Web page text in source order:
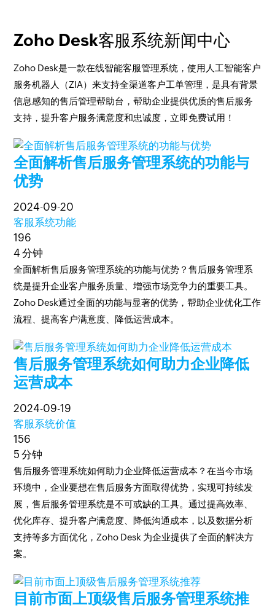
Zoho Desk客服系统新闻中心
Zoho Desk是一款在线智能客服管理系统，使用人工智能客户
服务机器人（ZIA）来支持全渠道客户工单管理，是具有背景
信息感知的售后管理帮助台，帮助企业提供优质的售后服务
支持，提升客户服务满意度和忠诚度，立即免费试用！
全面解析售后服务管理系统的功能与
优势
2024-09-20
客服系统功能
196
4 分钟
全面解析售后服务管理系统的功能与优势？售后服务管理系
统是提升企业客户服务质量、增强市场竞争力的重要工具。
Zoho Desk通过全面的功能与显著的优势，帮助企业优化工作
流程、提高客户满意度、降低运营成本。
售后服务管理系统如何助力企业降低
运营成本
2024-09-19
客服系统价值
156
5 分钟
售后服务管理系统如何助力企业降低运营成本？在当今市场
环境中，企业要想在售后服务方面取得优势，实现可持续发
展，售后服务管理系统是不可或缺的工具。通过提高效率、
优化库存、提升客户满意度、降低沟通成本，以及数据分析
支持等多方面优化，Zoho Desk 为企业提供了全面的解决方
案。
目前市面上顶级售后服务管理系统推